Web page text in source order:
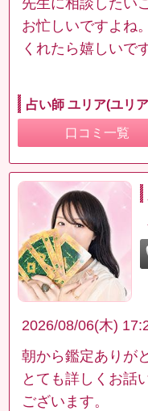
先生に相談したい
お忙しいですよね
くれたら嬉しいで
占い師 ユリア(ユリ
口コミ一覧
2026/08/06(木)
朝から鑑定ありが
とても詳しくお話
ございます。